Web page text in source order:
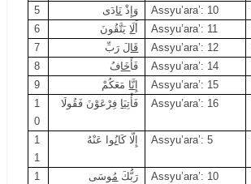
5
وَإِذْ نَادَى Assyu’ara’: 10
6
أَلَايَتَّقُونَ Assyu’ara’: 11
7
قَالَ رَبِّ Assyu’ara’: 12
8
فَأَخَافُ Assyu’ara’: 14
9
إِنَّا مَعَكُمْ Assyu’ara’: 15
1
0
فَأْتِيَا فِرْعَوْنَ فَقُولَا Assyu’ara’: 16
1
1
إِلَّا كَانُو ا عَنْهُ Assyu’ara’: 5
1
رَبُّكَ مُوسَى Assyu’ara’: 10